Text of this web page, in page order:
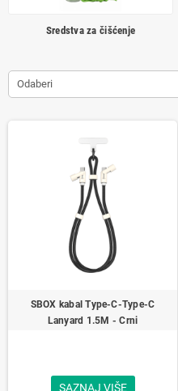
Sredstva za čišćenje
Odaberi
SBOX kabal Type-C-Type-C
Lanyard 1.5M - Crni
SAZNAJ VIŠE